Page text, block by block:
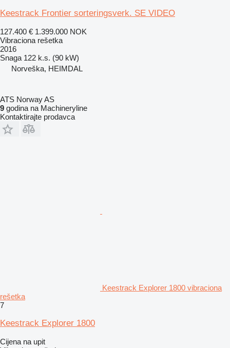
Keestrack Frontier sorteringsverk. SE VIDEO
127.400 € 1.399.000 NOK
Vibraciona rešetka
2016
Snaga 122 k.s. (90 kW)
Norveška, HEIMDAL
ATS Norway AS
9 godina na Machineryline
Kontaktirajte prodavca
Keestrack Explorer 1800 vibraciona
rešetka
7
Keestrack Explorer 1800
Cijena na upit